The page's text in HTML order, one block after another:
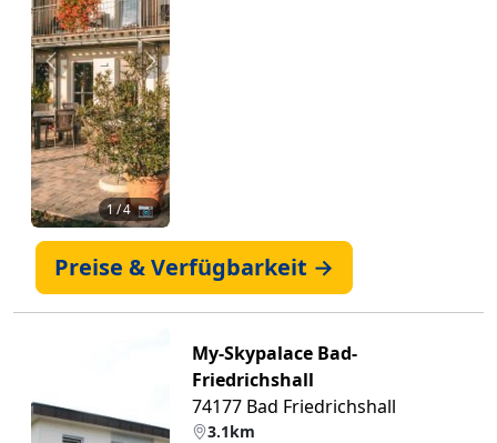
Zurück Weiter
1/ 4 📷
Preise & Verfügbarkeit →
My-Skypalace Bad-
Friedrichshall
74177 Bad Friedrichshall
3.1km